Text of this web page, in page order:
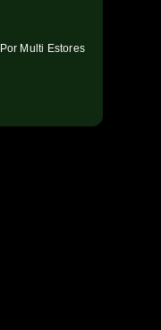
Por Multi Estores